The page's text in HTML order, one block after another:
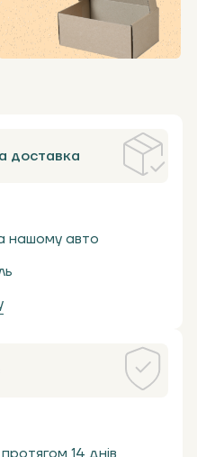
доставка
нашому авто
14 днів